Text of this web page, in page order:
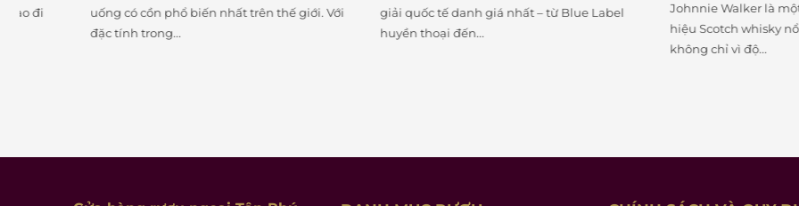
uống có cồn phổ biến nhất trên thế giới. Với
đặc tính trong...
giải quốc tế danh giá nhất – từ Blue Label
huyền thoại đến...
Johnnie Walker là một trong
hiệu Scotch whisky nổi bật
không chỉ vì độ...